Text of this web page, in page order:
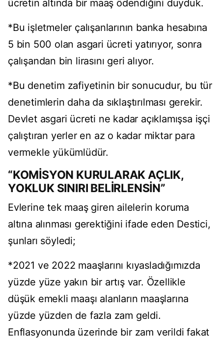
ücretin altında bir maaş ödendiğini duyduk.
*Bu işletmeler çalışanlarının banka hesabına
5 bin 500 olan asgari ücreti yatırıyor, sonra
çalışandan bin lirasını geri alıyor.
*Bu denetim zafiyetinin bir sonucudur, bu tür
denetimlerin daha da sıklaştırılması gerekir.
Devlet asgari ücreti ne kadar açıklamışsa işçi
çalıştıran yerler en az o kadar miktar para
vermekle yükümlüdür.
“KOMİSYON KURULARAK AÇLIK,
YOKLUK SINIRI BELİRLENSİN”
Evlerine tek maaş giren ailelerin koruma
altına alınması gerektiğini ifade eden Destici,
şunları söyledi;
*2021 ve 2022 maaşlarını kıyasladığımızda
yüzde yüze yakın bir artış var. Özellikle
düşük emekli maaşı alanların maaşlarına
yüzde yüzden de fazla zam geldi.
Enflasyonunda üzerinde bir zam verildi fakat